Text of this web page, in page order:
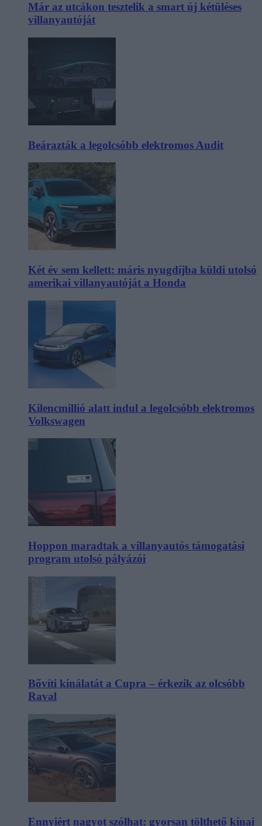
Már az utcákon tesztelik a smart új kétüléses
villanyautóját
Beárazták a legolcsóbb elektromos Audit
Két év sem kellett: máris nyugdíjba küldi utolsó
amerikai villanyautóját a Honda
Kilencmillió alatt indul a legolcsóbb elektromos
Volkswagen
Hoppon maradtak a villanyautós támogatási
program utolsó pályázói
Bővíti kínálatát a Cupra – érkezik az olcsóbb
Raval
Ennyiért nagyot szólhat: gyorsan tölthető kínai